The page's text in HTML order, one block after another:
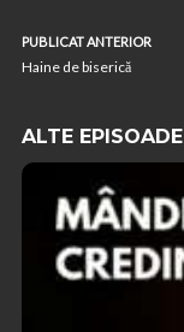
PUBLICAT ANTERIOR
Haine de biserică
ALTE EPISOADE